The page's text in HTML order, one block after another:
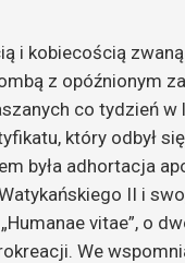
i kobiecością
z opóźnionym
co tydzień
który odbył
była adhortacja
II i
vitae”, o
We